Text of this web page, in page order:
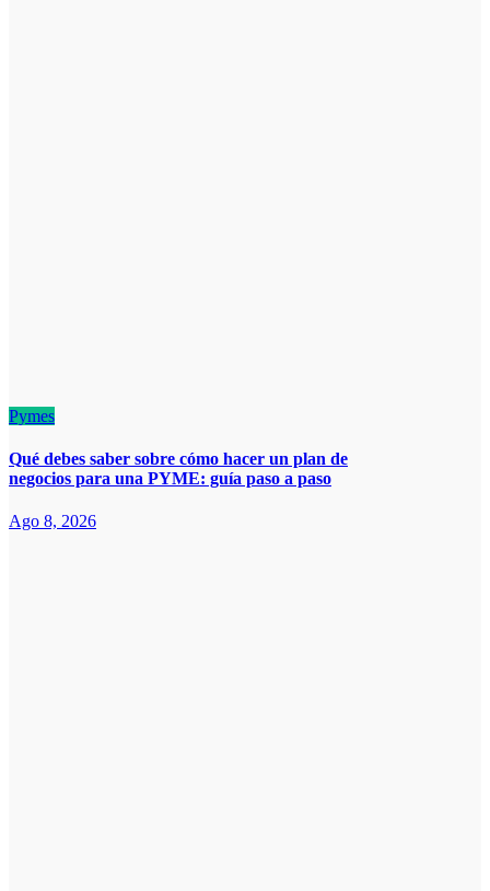
Pymes
Qué debes saber sobre cómo hacer un plan de
negocios para una PYME: guía paso a paso
Ago 8, 2026